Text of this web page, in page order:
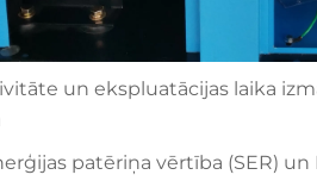
un ekspluatācijas laika
patēriņa vērtība (SER)